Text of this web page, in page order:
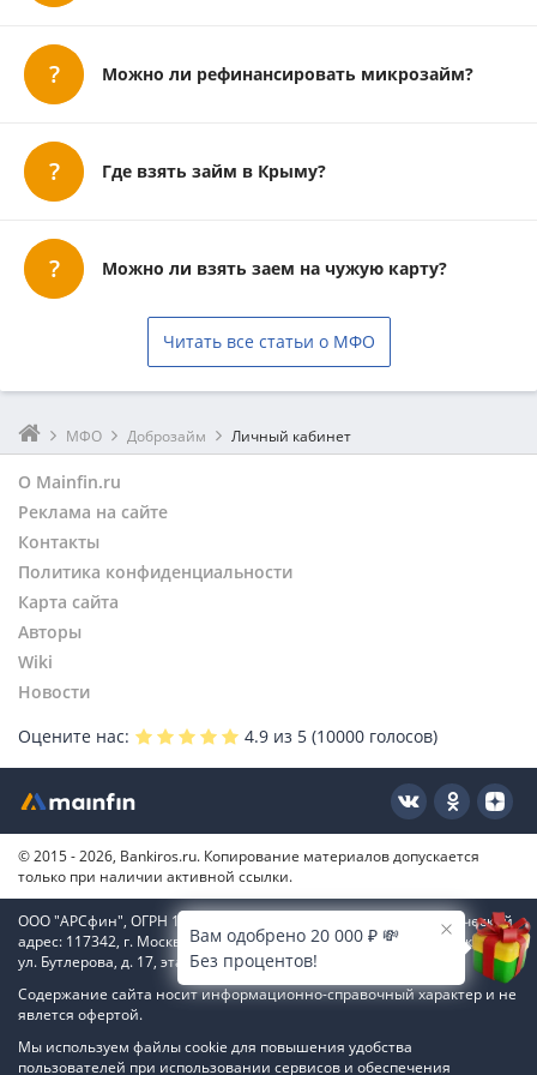
Можно ли рефинансировать микрозайм?
Где взять займ в Крыму?
Можно ли взять заем на чужую карту?
Читать все статьи о МФО
МФО Доброзайм Личный кабинет
О Mainfin.ru
Реклама на сайте
Контакты
Политика конфиденциальности
Карта сайта
Авторы
Wiki
Новости
Оцените нас:
4.9 из 5 (10000 голосов)
© 2015 - 2026, Bankiros.ru. Копирование материалов допускается
только при наличии активной ссылки.
ООО "АРСфин", ОГРН 1187746346556, ИНН 7722445717, юридический
адрес: 117342, г. Москва, вн. тер. г. муниципальный округ Коньково,
ул. Бутлерова, д. 17, этаж 4, ком. 66
Содержание сайта носит информационно-справочный характер и не
явлется офертой.
Мы используем файлы cookie для повышения удобства
пользователей при использовании сервисов и обеспечения
Вам одобрено 20 000 ₽ 💸
Без процентов!